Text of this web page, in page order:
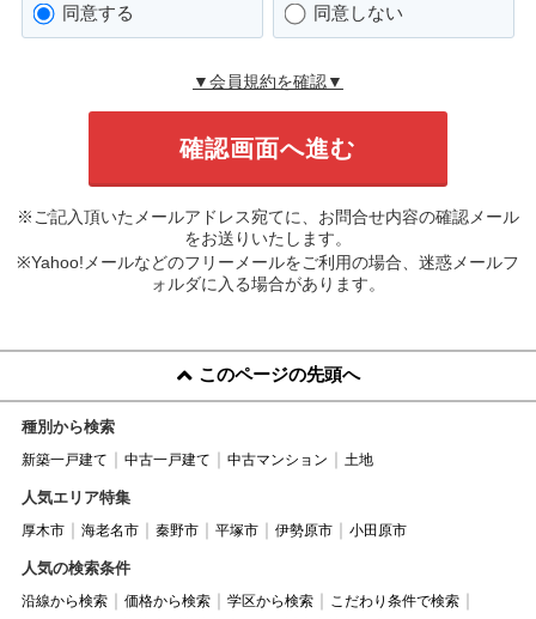
同意する 同意しない
▼会員規約を確認▼
※ご記入頂いたメールアドレス宛てに、お問合せ内容の確認メール
をお送りいたします。
※Yahoo!メールなどのフリーメールをご利用の場合、迷惑メールフ
ォルダに入る場合があります。
このページの先頭へ
種別から検索
新築一戸建て 中古一戸建て 中古マンション 土地
人気エリア特集
厚木市 海老名市 秦野市 平塚市 伊勢原市 小田原市
人気の検索条件
沿線から検索 価格から検索 学区から検索
こだわり条件で検索